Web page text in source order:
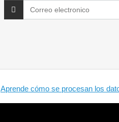
Aprende cómo se procesan los